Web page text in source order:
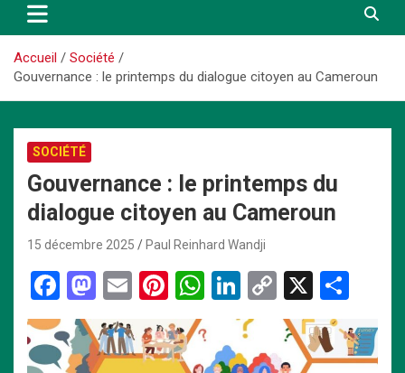
Accueil
Société
Gouvernance : le printemps du dialogue citoyen au Cameroun
SOCIÉTÉ
Gouvernance : le printemps du
dialogue citoyen au Cameroun
15 décembre 2025 Paul Reinhard Wandji
F
a
ce
M
a
st
E
ail
Pi
nt
er
W
at
Li
n
ke
C
o
py
X
ta